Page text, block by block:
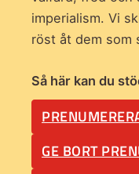
imperialism. Vi
röst åt dem som
Så här kan du
GE BORT